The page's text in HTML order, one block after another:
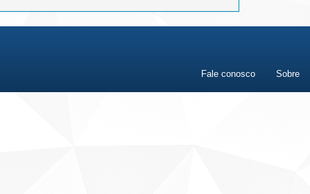
Fale conosco Sobre